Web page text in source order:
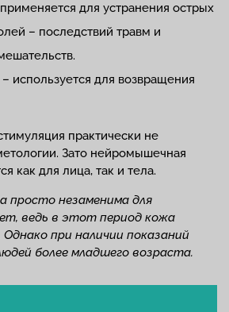
для устранения острых
– последствий травм и
используется для возвращения
практически не
Зато нейромышечная
как для лица, так и тела.
просто незаменима для
ведь в этот период кожа
при наличии показаний
более младшего возраста.